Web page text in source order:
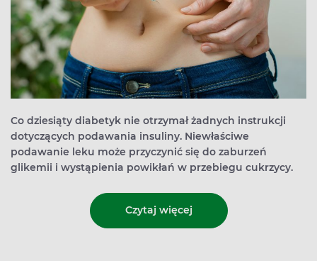
Co dziesiąty diabetyk nie otrzymał żadnych instrukcji
dotyczących podawania insuliny. Niewłaściwe
podawanie leku może przyczynić się do zaburzeń
glikemii i wystąpienia powikłań w przebiegu cukrzycy.
Czytaj więcej